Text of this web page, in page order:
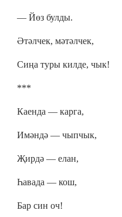
— Йөз булды.
Әтәлчек, мәтәлчек,
Сиңа туры килде, чык!
***
Каенда — карга,
Имәндә — чыпчык,
Җирдә — елан,
Һавада — кош,
Бар син оч!